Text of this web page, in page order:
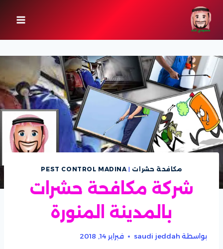
التجاوز
إلى
المحتوى
مكافحة حشرات |
PEST CONTROL MADINA
شركة مكافحة حشرات
بالمدينة المنورة
بواسطة saudi jeddah فبراير 14, 2018